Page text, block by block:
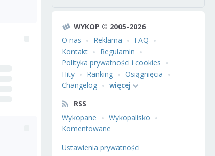
WYKOP © 2005-2026
O nas
Reklama
FAQ
Kontakt
Regulamin
Polityka prywatności i cookies
Hity
Ranking
Osiągnięcia
Changelog
więcej
RSS
Wykopane
Wykopalisko
Komentowane
Ustawienia prywatności